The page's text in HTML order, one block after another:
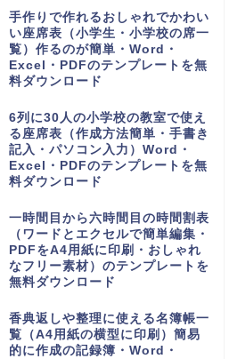
手作りで作れるおしゃれでかわい
い座席表（小学生・小学校の席一
覧）作るのが簡単・Word・
Excel・PDFのテンプレートを無
料ダウンロード
6列に30人の小学校の教室で使え
る座席表（作成方法簡単・手書き
記入・パソコン入力）Word・
Excel・PDFのテンプレートを無
料ダウンロード
一時間目から六時間目の時間割表
（ワードとエクセルで簡単編集・
PDFをA4用紙に印刷・おしゃれ
なフリー素材）のテンプレートを
無料ダウンロード
香典返しや整理に使える名簿帳一
覧（A4用紙の横型に印刷）簡易
的に作成の記録簿・Word・